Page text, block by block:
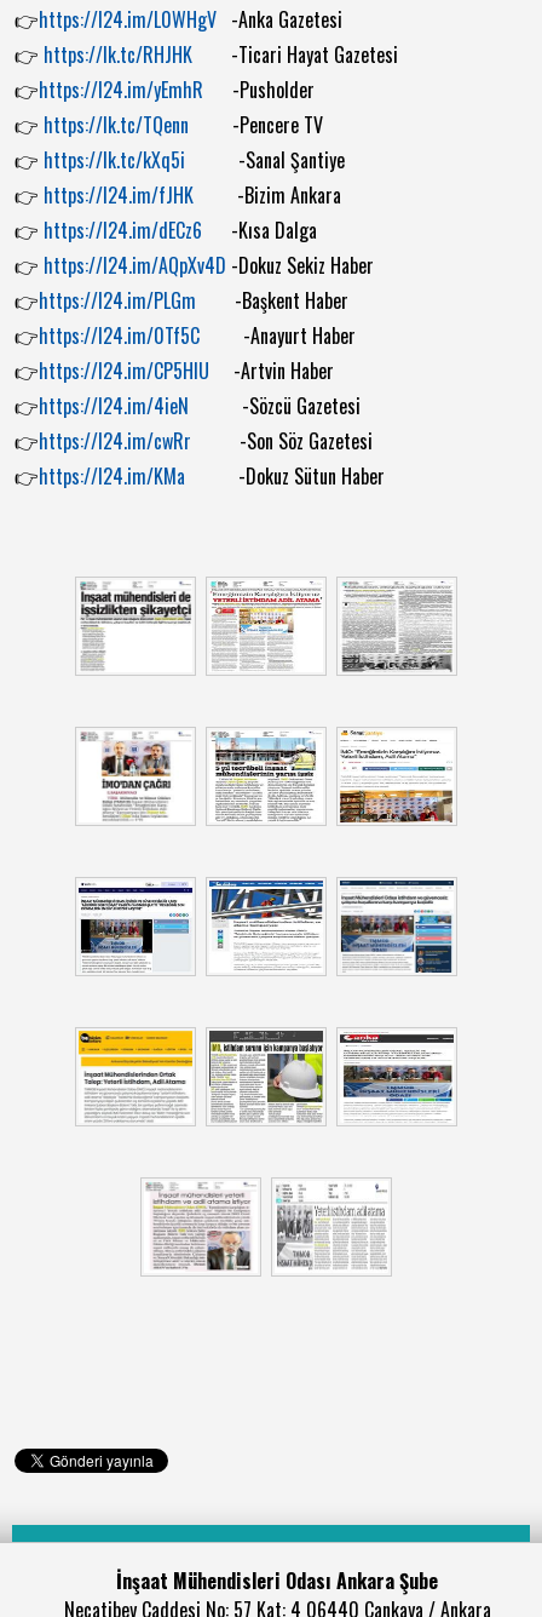
👉https://l24.im/L0WHgV -Anka Gazetesi
👉 https://lk.tc/RHJHK -Ticari Hayat Gazetesi
👉https://l24.im/yEmhR -Pusholder
👉 https://lk.tc/TQenn -Pencere TV
👉 https://lk.tc/kXq5i -Sanal Şantiye
👉 https://l24.im/fJHK -Bizim Ankara
👉 https://l24.im/dECz6 -Kısa Dalga
👉 https://l24.im/AQpXv4D -Dokuz Sekiz Haber
👉https://l24.im/PLGm -Başkent Haber
👉https://l24.im/0Tf5C -Anayurt Haber
👉https://l24.im/CP5HIU -Artvin Haber
👉https://l24.im/4ieN -Sözcü Gazetesi
👉https://l24.im/cwRr -Son Söz Gazetesi
👉https://l24.im/KMa -Dokuz Sütun Haber
İnşaat Mühendisleri Odası Ankara Şube
Necatibey Caddesi No: 57 Kat: 4 06440 Çankaya / Ankara